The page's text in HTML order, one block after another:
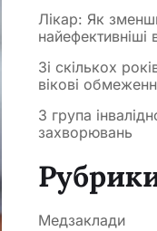
Лікар: Як
найефективніші
Зі скількох
вікові
3 група
захворювань
Медзаклади